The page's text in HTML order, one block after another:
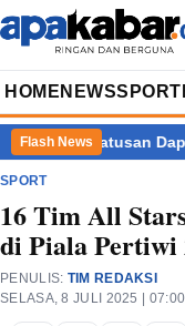
HOME NEWSSPORT
Flash News
Ratusan Dapur
SPORT
16 Tim All
di Piala Pertiwi
PENULIS: TIM REDAKSI
SELASA, 8 JULI 2025 |